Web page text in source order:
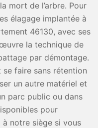
mort de l’arbre. Pour
élagage implantée à
46130, avec ses
la technique de
par démontage.
faire sans rétention
un autre matériel et
parc public ou dans
pour
notre siège si vous